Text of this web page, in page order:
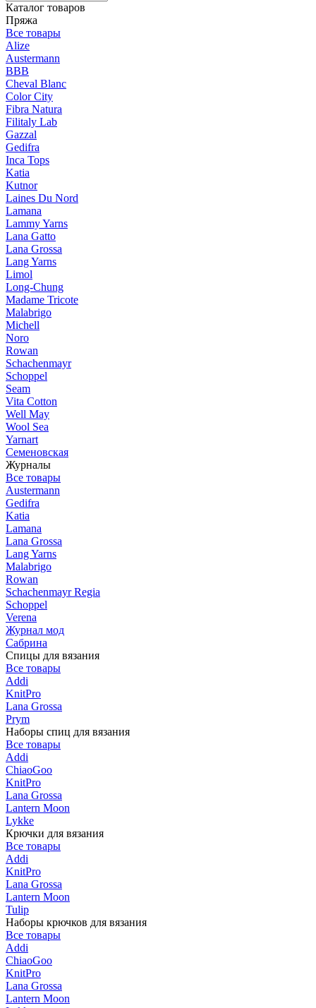
Каталог товаров
Пряжа
Все товары
Alize
Austermann
BBB
Cheval Blanc
Color City
Fibra Natura
Filitaly Lab
Gazzal
Gedifra
Inca Tops
Katia
Kutnor
Laines Du Nord
Lamana
Lammy Yarns
Lana Gatto
Lana Grossa
Lang Yarns
Limol
Long-Chung
Madame Tricote
Malabrigo
Michell
Noro
Rowan
Schachenmayr
Schoppel
Seam
Vita Cotton
Well May
Wool Sea
Yarnart
Семеновская
Журналы
Все товары
Austermann
Gedifra
Katia
Lamana
Lana Grossa
Lang Yarns
Malabrigo
Rowan
Schachenmayr Regia
Schoppel
Verena
Журнал мод
Сабрина
Спицы для вязания
Все товары
Addi
KnitPro
Lana Grossa
Prym
Наборы спиц для вязания
Все товары
Addi
ChiaoGoo
KnitPro
Lana Grossa
Lantern Moon
Lykke
Крючки для вязания
Все товары
Addi
KnitPro
Lana Grossa
Lantern Moon
Tulip
Наборы крючков для вязания
Все товары
Addi
ChiaoGoo
KnitPro
Lana Grossa
Lantern Moon